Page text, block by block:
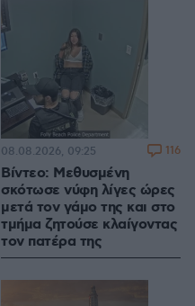
Βίντεο: Μεθυσμένη
σκότωσε νύφη λίγες ώρες
μετά τον γάμο της και στο
τμήμα ζητούσε κλαίγοντας
τον πατέρα της
08.08.2026, 09:25 116